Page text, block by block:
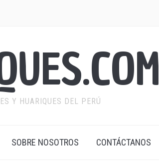
Y HUARIQUES DEL PERÚ
SOBRE NOSOTROS CONTÁCTANOS